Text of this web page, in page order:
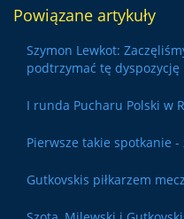
Powiązane artykuły
Szymon Lewkot:
podtrzymać tę dyspozycję
I runda Pucharu Polski w
Pierwsze takie spotkanie
Gutkovskis piłkarzem